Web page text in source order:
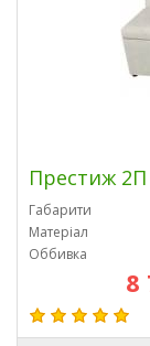
Престиж
Габарити
Матеріал
Оббивка
8